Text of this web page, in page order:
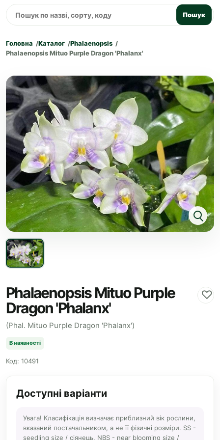
Пошук
Головна Каталог
Phalaenopsis
Phalaenopsis Mituo Purple Dragon 'Phalanx'
Phalaenopsis Mituo Purple
Dragon 'Phalanx'
♡
(Phal. Mituo Purple Dragon 'Phalanx')
В наявності
Код: 10491
Доступні варіанти
Увага! Класифікація визначає приблизний вік рослини,
вказаний постачальником, а не її фізичні розміри. SS -
seedling size / сіянець, NBS - near blooming size /